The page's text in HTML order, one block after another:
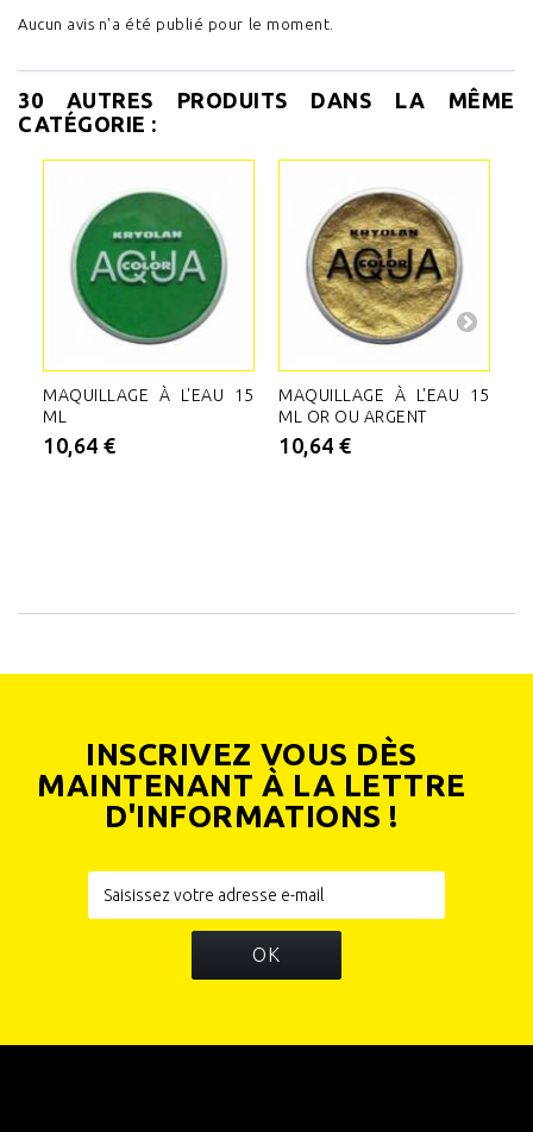
Aucun avis n'a été publié pour le moment.
30 AUTRES PRODUITS DANS LA MÊME
CATÉGORIE :
MAQUILLAGE À L'EAU 15
ML
10,64 €
MAQUILLAGE À L'EAU 15
ML OR OU ARGENT
10,64 €
INSCRIVEZ VOUS DÈS
MAINTENANT À LA LETTRE
D'INFORMATIONS !
OK